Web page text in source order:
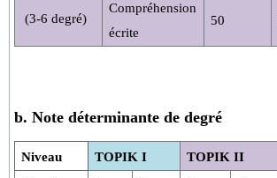
(3-6 degré)
Compréhension
écrite
50
b. Note déterminante de degré
Niveau TOPIK I TOPIK II